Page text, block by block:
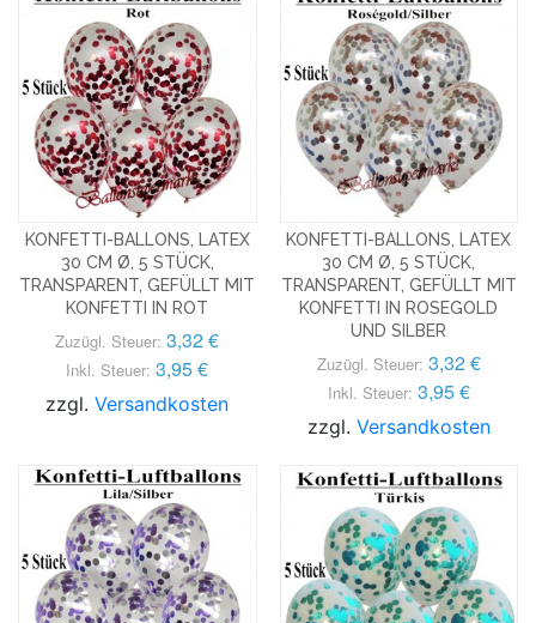
KONFETTI-BALLONS, LATEX
30 CM Ø, 5 STÜCK,
TRANSPARENT, GEFÜLLT MIT
KONFETTI IN ROT
Zuzügl. Steuer: 3,32 €
Inkl. Steuer: 3,95 €
zzgl.Versandkosten
KONFETTI-BALLONS, LATEX
30 CM Ø, 5 STÜCK,
TRANSPARENT, GEFÜLLT MIT
KONFETTI IN ROSEGOLD
UND SILBER
Zuzügl. Steuer: 3,32 €
Inkl. Steuer: 3,95 €
zzgl. Versandkosten